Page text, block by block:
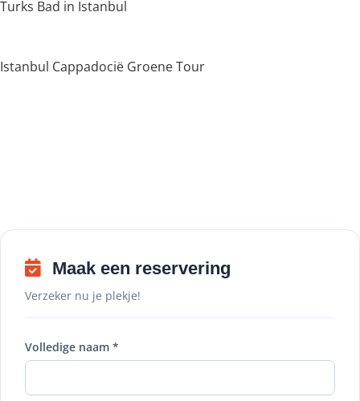
Turks Bad in Istanbul
Istanbul Cappadocië Groene Tour
Maak een reservering
Verzeker nu je plekje!
Volledige naam *